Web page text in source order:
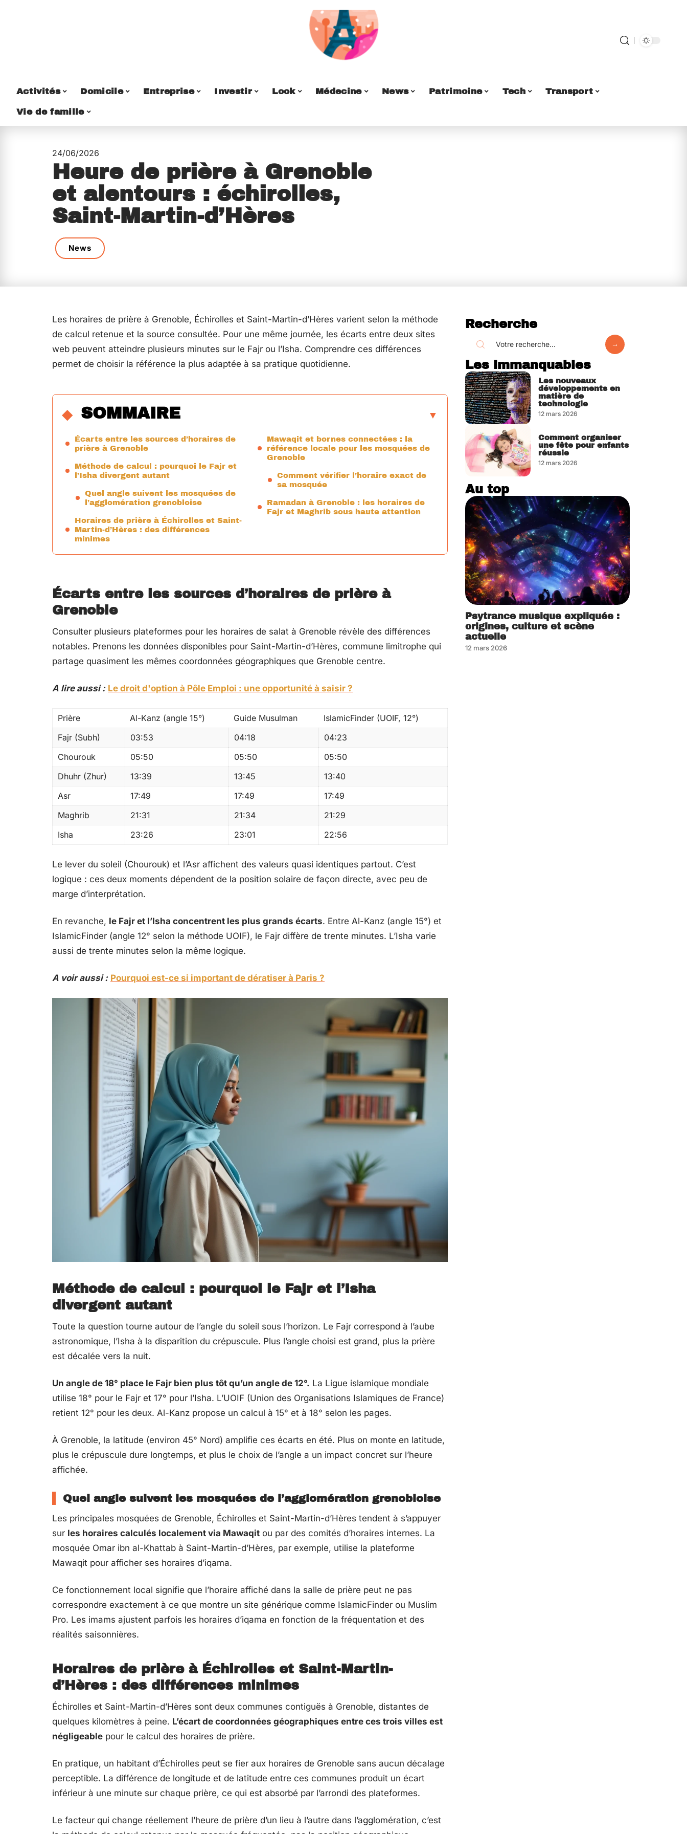
Activités Domicile Entreprise Investir Look Médecine News Patrimoine Tech Transport
Vie de famille
24/06/2026
Heure de prière à Grenoble
et alentours : échirolles,
Saint-Martin-d’Hères
News
Les horaires de prière à Grenoble, Échirolles et Saint-Martin-d’Hères varient selon la méthode
de calcul retenue et la source consultée. Pour une même journée, les écarts entre deux sites
web peuvent atteindre plusieurs minutes sur le Fajr ou l’Isha. Comprendre ces différences
permet de choisir la référence la plus adaptée à sa pratique quotidienne.
SOMMAIRE
Écarts entre les sources d’horaires de
prière à Grenoble
Méthode de calcul : pourquoi le Fajr et
l’Isha divergent autant
Quel angle suivent les mosquées de
l’agglomération grenobloise
Horaires de prière à Échirolles et Saint-
Martin-d’Hères : des différences
minimes
Mawaqit et bornes connectées : la
référence locale pour les mosquées de
Grenoble
Comment vérifier l’horaire exact de
sa mosquée
Ramadan à Grenoble : les horaires de
Fajr et Maghrib sous haute attention
Écarts entre les sources d’horaires de prière à
Grenoble
Consulter plusieurs plateformes pour les horaires de salat à Grenoble révèle des différences
notables. Prenons les données disponibles pour Saint-Martin-d’Hères, commune limitrophe qui
partage quasiment les mêmes coordonnées géographiques que Grenoble centre.
A lire aussi : Le droit d'option à Pôle Emploi : une opportunité à saisir ?
Prière Al-Kanz (angle 15°) Guide Musulman
IslamicFinder (UOIF, 12°)
Fajr (Subh)
03:53 04:18
04:23
Chourouk
05:50 05:50
05:50
Dhuhr (Zhur)
13:39 13:45
13:40
Asr
17:49 17:49
17:49
Maghrib
21:31 21:34
21:29
Isha
23:26 23:01 22:56
Le lever du soleil (Chourouk) et l’Asr affichent des valeurs quasi identiques partout. C’est
logique : ces deux moments dépendent de la position solaire de façon directe, avec peu de
marge d’interprétation.
En revanche, le Fajr et l’Isha concentrent les plus grands écarts. Entre Al-Kanz (angle 15°) et
IslamicFinder (angle 12° selon la méthode UOIF), le Fajr diffère de trente minutes. L’Isha varie
aussi de trente minutes selon la même logique.
A voir aussi : Pourquoi est-ce si important de dératiser à Paris ?
Méthode de calcul : pourquoi le Fajr et l’Isha
divergent autant
Toute la question tourne autour de l’angle du soleil sous l’horizon. Le Fajr correspond à l’aube
astronomique, l’Isha à la disparition du crépuscule. Plus l’angle choisi est grand, plus la prière
est décalée vers la nuit.
Un angle de 18° place le Fajr bien plus tôt qu’un angle de 12°. La Ligue islamique mondiale
utilise 18° pour le Fajr et 17° pour l’Isha. L’UOIF (Union des Organisations Islamiques de France)
retient 12° pour les deux. Al-Kanz propose un calcul à 15° et à 18° selon les pages.
À Grenoble, la latitude (environ 45° Nord) amplifie ces écarts en été. Plus on monte en latitude,
plus le crépuscule dure longtemps, et plus le choix de l’angle a un impact concret sur l’heure
affichée.
Quel angle suivent les mosquées de l’agglomération grenobloise
Les principales mosquées de Grenoble, Échirolles et Saint-Martin-d’Hères tendent à s’appuyer
sur les horaires calculés localement via Mawaqit ou par des comités d’horaires internes. La
mosquée Omar ibn al-Khattab à Saint-Martin-d’Hères, par exemple, utilise la plateforme
Mawaqit pour afficher ses horaires d’iqama.
Ce fonctionnement local signifie que l’horaire affiché dans la salle de prière peut ne pas
correspondre exactement à ce que montre un site générique comme IslamicFinder ou Muslim
Pro. Les imams ajustent parfois les horaires d’iqama en fonction de la fréquentation et des
réalités saisonnières.
Horaires de prière à Échirolles et Saint-Martin-
d’Hères : des différences minimes
Échirolles et Saint-Martin-d’Hères sont deux communes contiguës à Grenoble, distantes de
quelques kilomètres à peine. L’écart de coordonnées géographiques entre ces trois villes est
négligeable pour le calcul des horaires de prière.
En pratique, un habitant d’Échirolles peut se fier aux horaires de Grenoble sans aucun décalage
perceptible. La différence de longitude et de latitude entre ces communes produit un écart
inférieur à une minute sur chaque prière, ce qui est absorbé par l’arrondi des plateformes.
Le facteur qui change réellement l’heure de prière d’un lieu à l’autre dans l’agglomération, c’est
Recherche
Les immanquables
Les nouveaux
développements en
matière de
technologie
12 mars 2026
Comment organiser
une fête pour enfants
réussie
12 mars 2026
Au top
Psytrance musique expliquée :
origines, culture et scène
actuelle
12 mars 2026